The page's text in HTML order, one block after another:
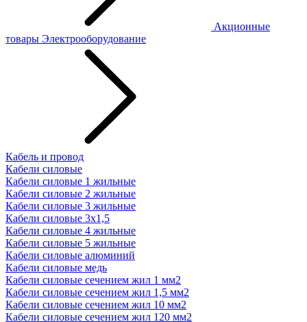
Акционные
товары Электрооборудование
Кабель и провод
Кабели силовые
Кабели силовые 1 жильные
Кабели силовые 2 жильные
Кабели силовые 3 жильные
Кабели силовые 3х1,5
Кабели силовые 4 жильные
Кабели силовые 5 жильные
Кабели силовые алюминий
Кабели силовые медь
Кабели силовые сечением жил 1 мм2
Кабели силовые сечением жил 1,5 мм2
Кабели силовые сечением жил 10 мм2
Кабели силовые сечением жил 120 мм2